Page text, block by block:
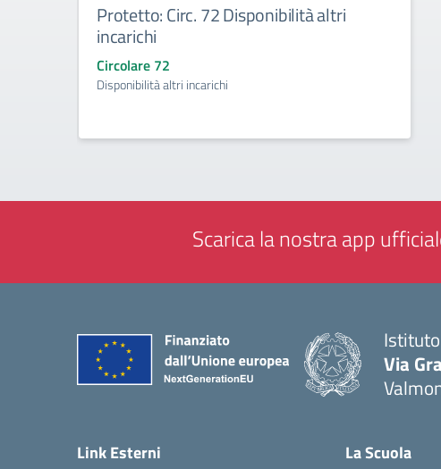
Protetto: Circ. 72 Disponibilità altri
incarichi
Circolare 72
Disponibilità altri incarichi
Scarica la nostra app
Via
Link Esterni La Scuola